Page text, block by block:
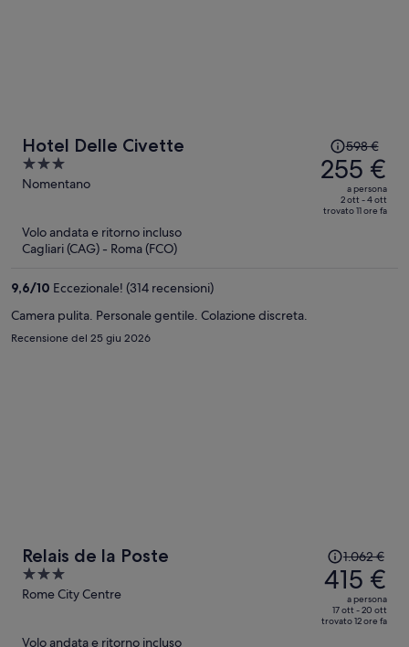
Hotel Delle Civette
3
out
5
Nomentano
prezzo
era
598 €,
ora
598 €
255 €
a persona
2 ott - 4 ott
trovato 11 ore fa
Volo andata e ritorno incluso
Cagliari (CAG) - Roma (FCO)
9,6/10 Eccezionale! (314 recensioni)
Camera pulita. Personale gentile. Colazione discreta.
Recensione del 25 giu 2026
Relais de la Poste
3
out
Rome City Centre
Il
prezzo
era
1.062 €,
ora
1.062 €
415 €
a persona
17 ott - 20 ott
trovato 12 ore fa
Volo andata e ritorno incluso